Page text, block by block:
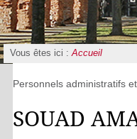
Vous êtes ici :Accueil
Personnels administratifs
SOUAD